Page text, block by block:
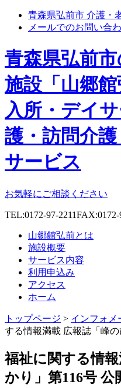
青森県弘前市 介護・
メールでのお問い合
青森県弘前
施設「山郷館
入所・デイ
護・訪問介
サービス
お気軽にご相談ください
TEL:0172-97-2211FAX:0172-
山郷館弘前とは
施設概要
サービス内容
利用申込み
アクセス
ホーム
トップページ > インフォメ
する情報満載 広報誌「峰
福祉に関する情
かり」第116号 公